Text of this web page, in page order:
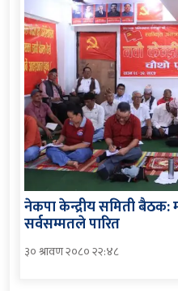
नेकपा केन्द्रीय समिती बैठक:
सर्वसम्मतले पारित
३० श्रावण २०८० २२:४८